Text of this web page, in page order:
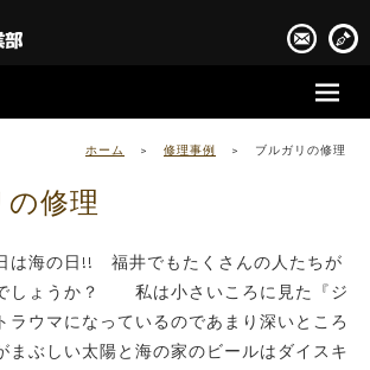
ホーム > 修理事例 > ブルガリの修理
修理
は海の日!! 福井でもたくさんの人たちが
しょうか？ 私は小さいころに見た『ジ
ラウマになっているのであまり深いところ
まぶしい太陽と海の家のビールはダイスキ